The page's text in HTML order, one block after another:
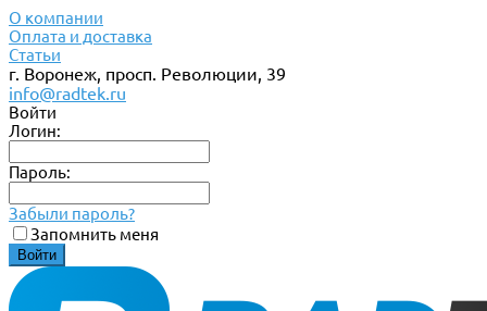
О компании
Оплата и доставка
Статьи
г. Воронеж, просп. Революции, 39
info@radtek.ru
Войти
Логин:
Пароль:
Забыли пароль?
Запомнить меня